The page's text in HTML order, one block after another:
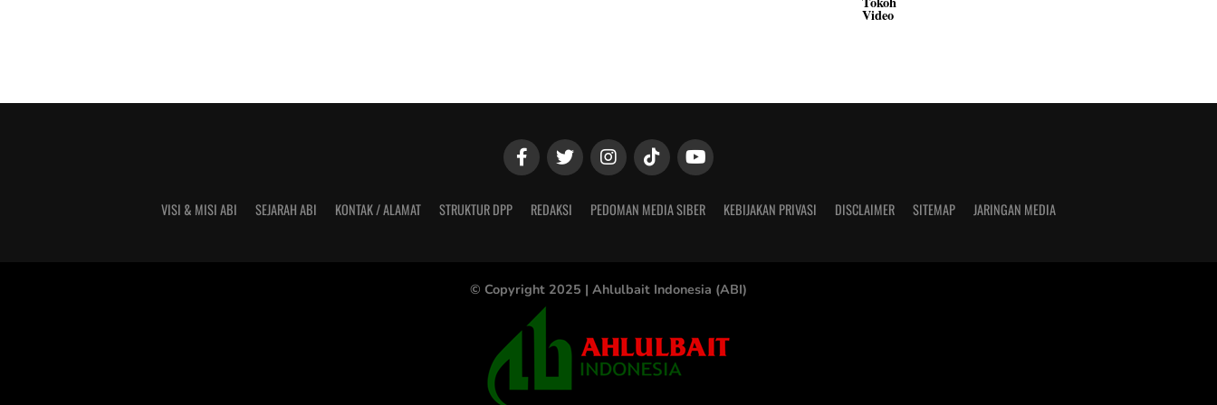
Video
VISI & MISI ABI SEJARAH ABI KONTAK / ALAMAT STRUKTUR DPP REDAKSI PEDOMAN MEDIA SIBER KEBIJAKAN PRIVASI DISCLAIMER SITEMAP JARINGAN MEDIA
© Copyright 2025 | Ahlulbait Indonesia (ABI)